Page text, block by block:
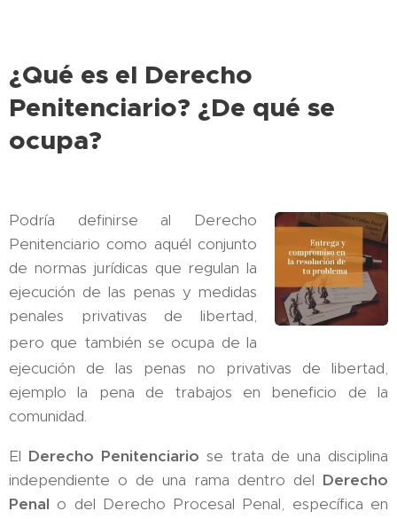
¿Qué es el Derecho
Penitenciario? ¿De qué se
ocupa?
Podría definirse al Derecho
Penitenciario como aquél conjunto
de normas jurídicas que regulan la
ejecución de las penas y medidas
penales privativas de libertad,
pero que también se ocupa de la
ejecución de las penas no privativas de libertad,
ejemplo la pena de trabajos en beneficio de la
comunidad.
El Derecho Penitenciario se trata de una disciplina
independiente o de una rama dentro del Derecho
Penal o del Derecho Procesal Penal, específica en